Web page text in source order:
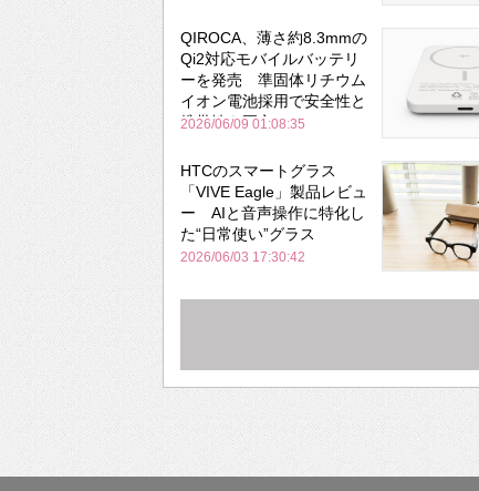
QIROCA、薄さ約8.3mmの
Qi2対応モバイルバッテリ
ーを発売 準固体リチウム
イオン電池採用で安全性と
携帯性を両立
2026/06/09 01:08:35
HTCのスマートグラス
「VIVE Eagle」製品レビュ
ー AIと音声操作に特化し
た“日常使い”グラス
2026/06/03 17:30:42